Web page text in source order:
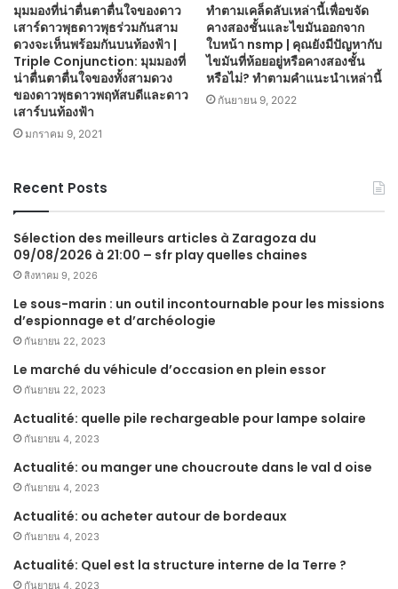
มุมมองที่น่าตื่นตาตื่นใจของดาว
เสาร์ดาวพุธดาวพุธร่วมกันสาม
ดวงจะเห็นพร้อมกันบนท้องฟ้า |
Triple Conjunction: มุมมองที่
น่าตื่นตาตื่นใจของทั้งสามดวง
ของดาวพุธดาวพฤหัสบดีและดาว
เสาร์บนท้องฟ้า
มกราคม 9, 2021
ทำตามเคล็ดลับเหล่านี้เพื่อขจัด
คางสองชั้นและไขมันออกจาก
ใบหน้า nsmp | คุณยังมีปัญหากับ
ไขมันที่ห้อยอยู่หรือคางสองชั้น
หรือไม่? ทำตามคำแนะนำเหล่านี้
กันยายน 9, 2022
Recent Posts
Sélection des meilleurs articles à Zaragoza du
09/08/2026 à 21:00 – sfr play quelles chaines
สิงหาคม 9, 2026
Le sous-marin : un outil incontournable pour les missions
d’espionnage et d’archéologie
กันยายน 22, 2023
Le marché du véhicule d’occasion en plein essor
กันยายน 22, 2023
Actualité: quelle pile rechargeable pour lampe solaire
กันยายน 4, 2023
Actualité: ou manger une choucroute dans le val d oise
กันยายน 4, 2023
Actualité: ou acheter autour de bordeaux
กันยายน 4, 2023
Actualité: Quel est la structure interne de la Terre ?
กันยายน 4, 2023